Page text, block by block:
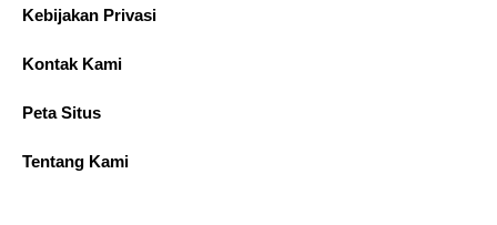
Kebijakan Privasi
Kontak Kami
Peta Situs
Tentang Kami